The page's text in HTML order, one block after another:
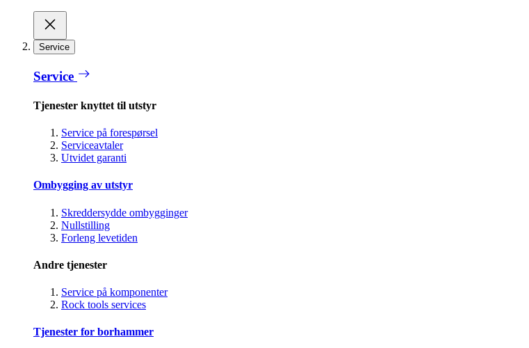
Service
Service
Tjenester knyttet til utstyr
Service på forespørsel
Serviceavtaler
Utvidet garanti
Ombygging av utstyr
Skreddersydde ombygginger
Nullstilling
Forleng levetiden
Andre tjenester
Service på komponenter
Rock tools services
Tjenester for borhammer